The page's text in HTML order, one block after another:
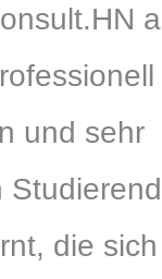
und sehr
die